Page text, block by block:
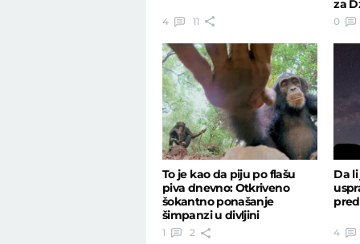
4 11
za
0
To je kao da piju po flašu
piva dnevno: Otkriveno
šokantno ponašanje
šimpanzi u divljini
1 2
Da
4